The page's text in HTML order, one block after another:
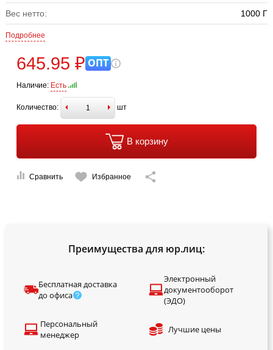
Вес нетто: 1000 Г
Подробнее
645.95 ₽ ОПТ
Наличие: Есть
Количество: шт
В корзину
Сравнить Избранное
Преимущества для юр.лиц:
Бесплатная доставка
до офиса
Электронный
документооборот
(ЭДО)
Персональный
менеджер
Лучшие цены